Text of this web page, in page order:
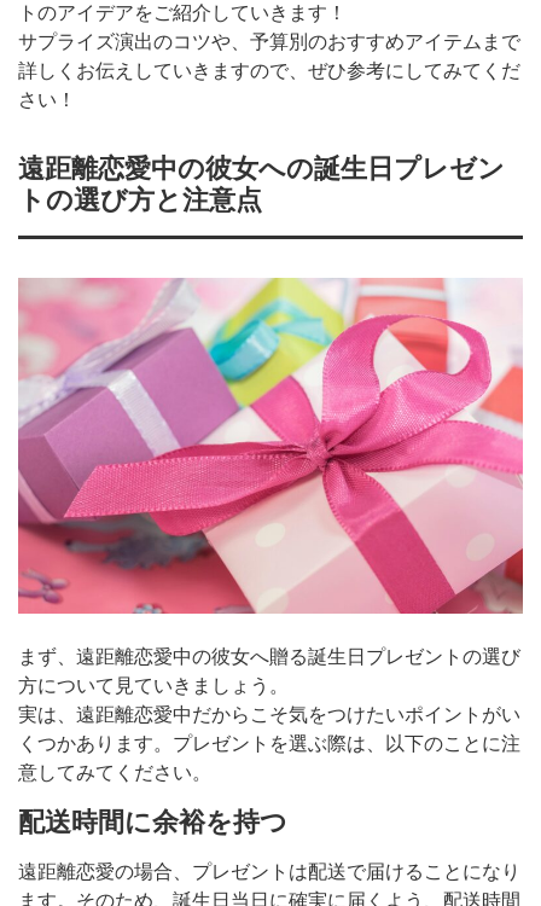
トのアイデアをご紹介していきます！
サプライズ演出のコツや、予算別のおすすめアイテムまで
詳しくお伝えしていきますので、ぜひ参考にしてみてくだ
さい！
遠距離恋愛中の彼女への誕生日プレゼン
トの選び方と注意点
まず、遠距離恋愛中の彼女へ贈る誕生日プレゼントの選び
方について見ていきましょう。
実は、遠距離恋愛中だからこそ気をつけたいポイントがい
くつかあります。プレゼントを選ぶ際は、以下のことに注
意してみてください。
配送時間に余裕を持つ
遠距離恋愛の場合、プレゼントは配送で届けることになり
ます。そのため、誕生日当日に確実に届くよう、配送時間